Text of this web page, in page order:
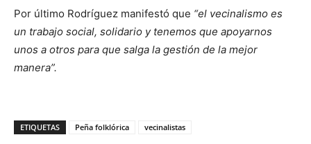
Por último Rodríguez manifestó que “el vecinalismo es
un trabajo social, solidario y tenemos que apoyarnos
unos a otros para que salga la gestión de la mejor
manera”.
ETIQUETAS Peña folklórica vecinalistas